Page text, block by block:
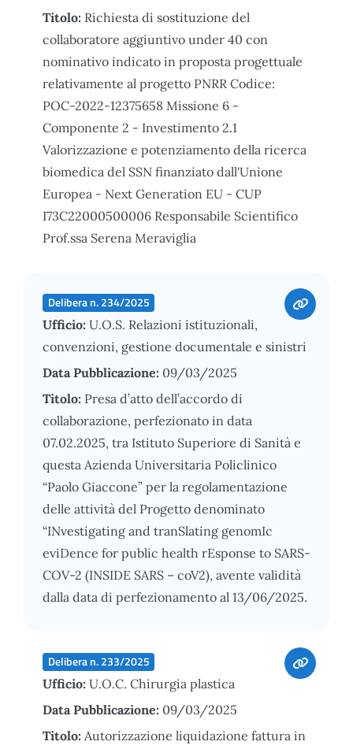
Titolo: Richiesta di sostituzione del
collaboratore aggiuntivo under 40 con
nominativo indicato in proposta progettuale
relativamente al progetto PNRR Codice:
POC-2022-12375658 Missione 6 -
Componente 2 - Investimento 2.1
Valorizzazione e potenziamento della ricerca
biomedica del SSN finanziato dall'Unione
Europea - Next Generation EU - CUP
I73C22000500006 Responsabile Scientifico
Prof.ssa Serena Meraviglia
Delibera n. 234/2025
Ufficio: U.O.S. Relazioni istituzionali,
convenzioni, gestione documentale e sinistri
Data Pubblicazione: 09/03/2025
Titolo: Presa d’atto dell’accordo di
collaborazione, perfezionato in data
07.02.2025, tra Istituto Superiore di Sanità e
questa Azienda Universitaria Policlinico
“Paolo Giaccone” per la regolamentazione
delle attività del Progetto denominato
“INvestigating and tranSlating genomIc
eviDence for public health rEsponse to SARS-
COV-2 (INSIDE SARS – coV2), avente validità
dalla data di perfezionamento al 13/06/2025.
Delibera n. 233/2025
Ufficio: U.O.C. Chirurgia plastica
Data Pubblicazione: 09/03/2025
Titolo: Autorizzazione liquidazione fattura in